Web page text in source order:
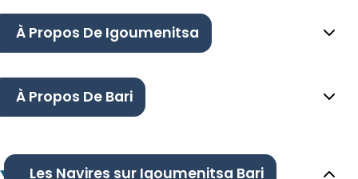
À Propos De Igoumenitsa
À Propos De Bari
Les Navires sur Igoumenitsa Bari